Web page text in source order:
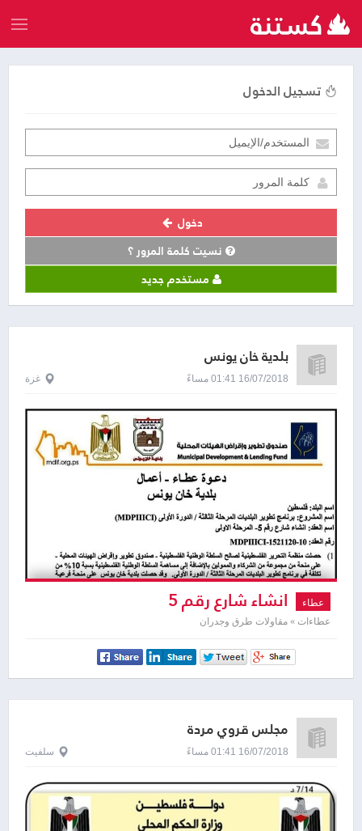
تسجيل الدخول
دخول
نسيت كلمة المرور ؟
مستخدم جديد
بلدية خان يونس
16/07/2018 01:41 مساءً غزة
عطاء انشاء شارع رقم 5
عطاءات » مقاولات طرق وجدران
مجلس قروي مردة
16/07/2018 01:41 مساءً سلفيت